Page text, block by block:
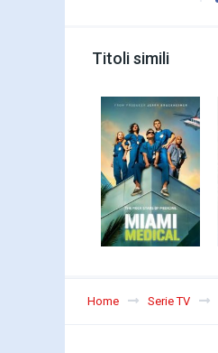
Titoli simili
Home Serie TV